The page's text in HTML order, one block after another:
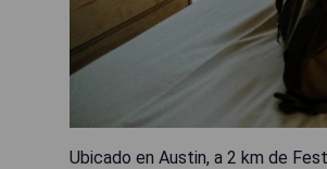
Ubicado en Austin, a 2 km de